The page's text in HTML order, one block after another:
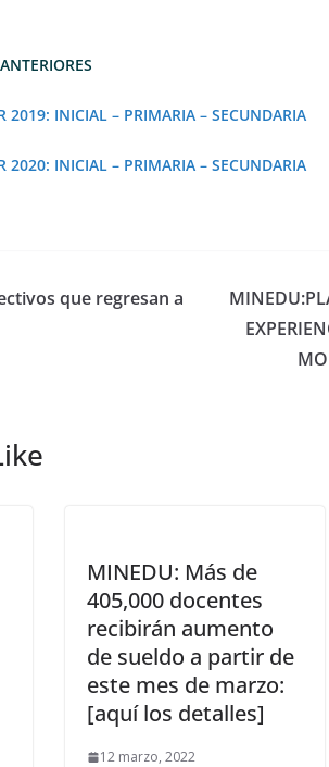
2019: INICIAL – PRIMARIA – SECUNDARIA
2020: INICIAL – PRIMARIA – SECUNDARIA
que regresan a
MINEDU: Más de
405,000 docentes
recibirán aumento
de sueldo a partir de
este mes de marzo:
[aquí los detalles]
12 marzo, 2022